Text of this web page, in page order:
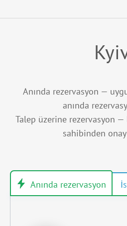
Anında rezervasyon —
anında
Talep üzerine rezervasyon
sahibinden